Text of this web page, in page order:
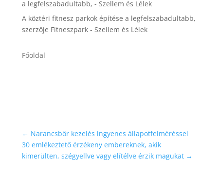
a legfelszabadultabb, - Szellem és Lélek
A köztéri fitnesz parkok építése a legfelszabadultabb,
szerzője Fitneszpark - Szellem és Lélek
Főoldal
← Narancsbőr kezelés ingyenes állapotfelméréssel
30 emlékeztető érzékeny embereknek, akik
kimerülten, szégyellve vagy elítélve érzik magukat→